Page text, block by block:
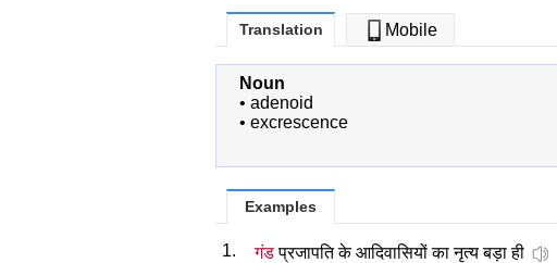
Translation Mobile
Noun
• adenoid
• excrescence
Examples
1. गंडप्रजापति के आदिवासियों का नृत्य बड़ा ही